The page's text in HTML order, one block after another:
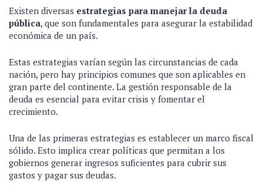
Existen diversas estrategias para manejar la deuda
pública, que son fundamentales para asegurar la estabilidad
económica de un país.
Estas estrategias varían según las circunstancias de cada
nación, pero hay principios comunes que son aplicables en
gran parte del continente. La gestión responsable de la
deuda es esencial para evitar crisis y fomentar el
crecimiento.
Una de las primeras estrategias es establecer un marco fiscal
sólido. Esto implica crear políticas que permitan a los
gobiernos generar ingresos suficientes para cubrir sus
gastos y pagar sus deudas.